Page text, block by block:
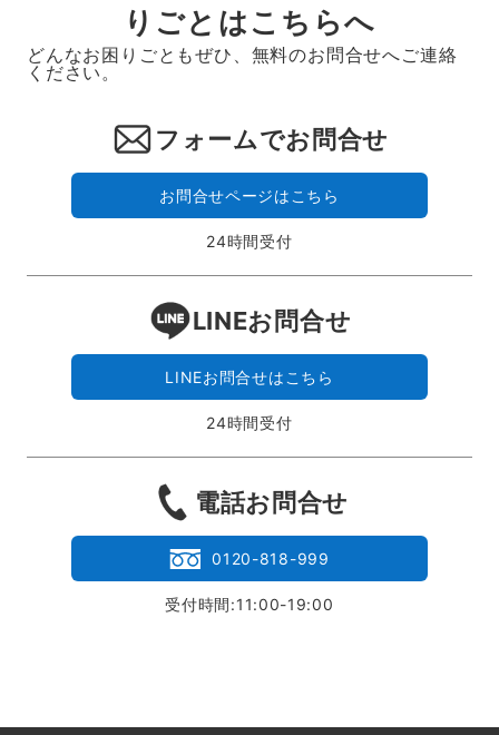
りごとはこちらへ
どんなお困りごともぜひ、無料のお問合せへご連絡
ください。
フォームでお問合せ
お問合せページはこちら
24時間受付
LINEお問合せ
LINEお問合せはこちら
24時間受付
電話お問合せ
0120-818-999
受付時間:11:00-19:00